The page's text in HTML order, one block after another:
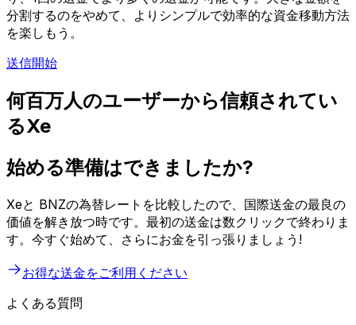
分割するのをやめて、よりシンプルで効率的な資金移動方法
を楽しもう。
送信開始
何百万人のユーザーから信頼されてい
るXe
始める準備はできましたか?
Xeと BNZの為替レートを比較したので、国際送金の最良の
価値を解き放つ時です。最初の送金は数クリックで終わりま
す。今すぐ始めて、さらにお金を引っ張りましょう!
お得な送金をご利用ください
よくある質問